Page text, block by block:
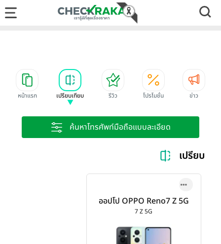
หน้าแรก เปรียบเทียบ รีวิว โปรโมชั่น ข่าว
ค้นหาโทรศัพท์มือถือแบบละเอียด
เปรียบเที
ออปโป OPPO Reno7 Z 5G
7 Z 5G